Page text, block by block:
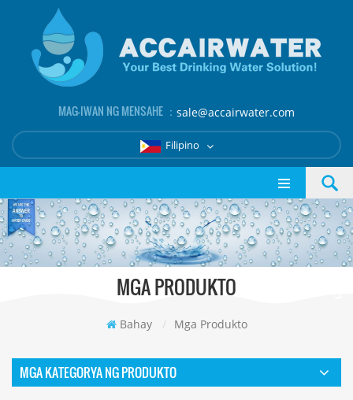
MAG-IWAN NG MENSAHE ： sale@accairwater.com
Filipino
MGA PRODUKTO
Bahay / Mga Produkto
MGA KATEGORYA NG PRODUKTO